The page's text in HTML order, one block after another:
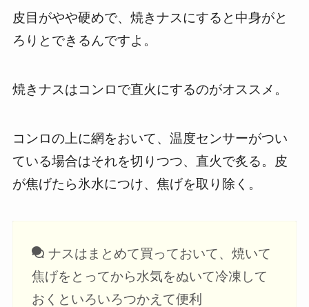
皮目がやや硬めで、焼きナスにすると中身がと
ろりとできるんですよ。
焼きナスはコンロで直火にするのがオススメ。
コンロの上に網をおいて、温度センサーがつい
ている場合はそれを切りつつ、直火で炙る。皮
が焦げたら氷水につけ、焦げを取り除く。
ナスはまとめて買っておいて、焼いて
焦げをとってから水気をぬいて冷凍して
おくといろいろつかえて便利